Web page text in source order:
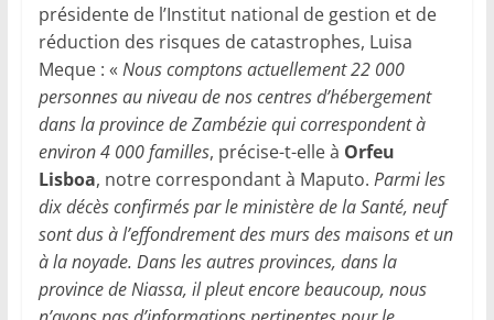
présidente de l’Institut national de gestion et de
réduction des risques de catastrophes, Luisa
Meque : « Nous comptons actuellement 22 000
personnes au niveau de nos centres d’hébergement
dans la province de Zambézie qui correspondent à
environ 4 000 familles, précise-t-elle à Orfeu
Lisboa, notre correspondant à Maputo. Parmi les
dix décès confirmés par le ministère de la Santé, neuf
sont dus à l’effondrement des murs des maisons et un
à la noyade. Dans les autres provinces, dans la
province de Niassa, il pleut encore beaucoup, nous